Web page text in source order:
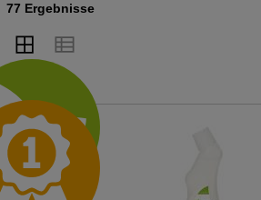
77 Ergebnisse